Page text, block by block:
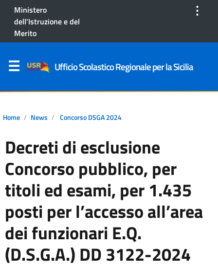
Ministero
dell'Istruzione e del
Merito
⋮
Ufficio Scolastico Regionale per la Sicilia
Home News Concorso DSGA 2024
Decreti di esclusione
Concorso pubblico, per
titoli ed esami, per 1.435
posti per l’accesso all’area
dei funzionari E.Q.
(D.S.G.A.) DD 3122-2024